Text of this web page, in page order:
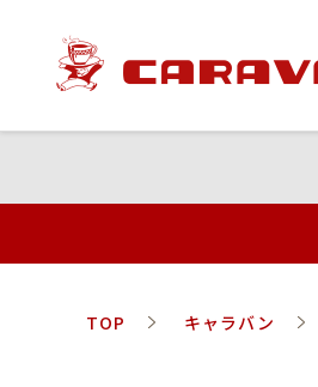
TOP キャラバン